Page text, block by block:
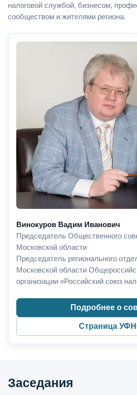
налоговой службой, бизнесом,
сообществом и жителями региона.
Винокуров Вадим Иванович
Председатель Общественного
Московской области
Председатель регионального
Московской области
организации «Российский союз
Подробнее о
Страница
Заседания